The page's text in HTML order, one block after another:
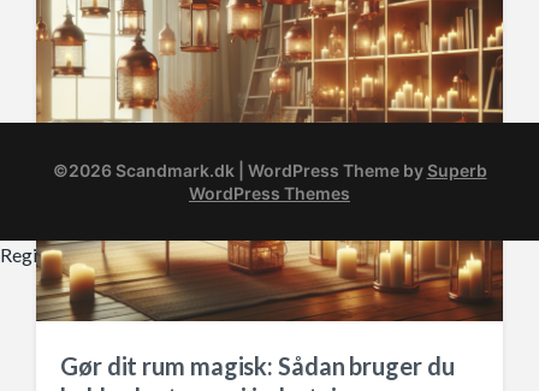
Gør dit rum magisk: Sådan bruger du
©2026 Scandmark.dk | WordPress Theme bySuperb
WordPress Themes
Registreringsnummer 37407739